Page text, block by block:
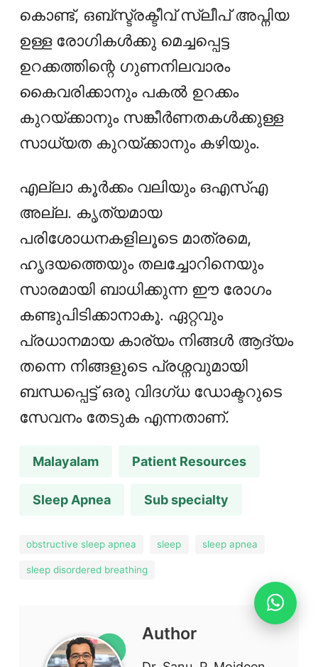
കൊണ്ട്, ഒബ്സ്ട്രക്ടീവ് സ്ലീപ് അപ്നിയ
ഉള്ള രോഗികൾക്കു മെച്ചപ്പെട്ട
ഉറക്കത്തിന്റെ ഗുണനിലവാരം
കൈവരിക്കാനും പകൽ ഉറക്കം
കുറയ്ക്കാനും സങ്കീർണതകൾക്കുള്ള
സാധ്യത കുറയ്ക്കാനും കഴിയും.
എല്ലാ കൂര്‍ക്കം വലിയും ഒഎസ്എ
അല്ല. കൃത്യമായ
പരിശോധനകളിലൂടെ മാത്രമെ,
ഹൃദയത്തെയും തലച്ചോറിനെയും
സാരമായി ബാധിക്കുന്ന ഈ രോഗം
കണ്ടുപിടിക്കാനാകൂ. ഏറ്റവും
പ്രധാനമായ കാര്യം നിങ്ങള്‍ ആദ്യം
തന്നെ നിങ്ങളുടെ പ്രശ്നവുമായി
ബന്ധപ്പെട്ട് ഒരു വിദഗ്ധ ഡോക്ടറുടെ
സേവനം തേടുക എന്നതാണ്.
Malayalam Patient Resources
Sleep Apnea Sub specialty
obstructive sleep apnea sleep sleep apnea
sleep disordered breathing
Author